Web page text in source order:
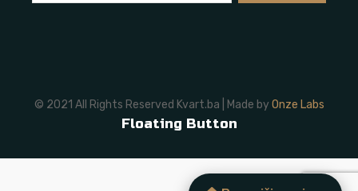
© 2021 All Rights Reserved Kvart.ba | Made by Onze Labs
Floating Button